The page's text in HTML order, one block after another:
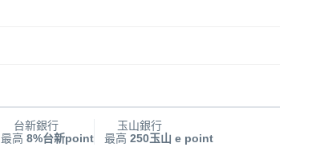
台新銀行
最高 8%台新point
玉山銀行
最高 250玉山 e point